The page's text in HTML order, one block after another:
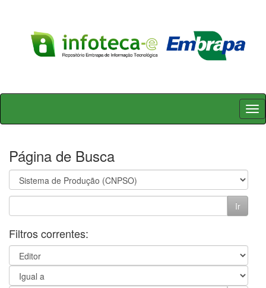
Skip
Página de Busca
Filtros correntes: